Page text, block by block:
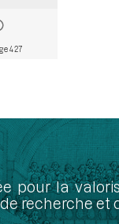
427
pour la
recherche et